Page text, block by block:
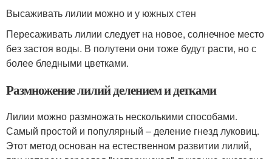
Высаживать лилии можно и у южных стен
Пересаживать лилии следует на новое, солнечное место
без застоя воды. В полутени они тоже будут расти, но с
более бледными цветками.
Размножение лилий делением и детками
Лилии можно размножать несколькими способами.
Самый простой и популярный – деление гнезд луковиц.
Этот метод основан на естественном развитии лилий,